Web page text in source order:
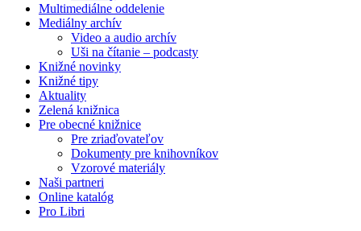
Multimediálne oddelenie
Mediálny archív
Video a audio archív
Uši na čítanie – podcasty
Knižné novinky
Knižné tipy
Aktuality
Zelená knižnica
Pre obecné knižnice
Pre zriaďovateľov
Dokumenty pre knihovníkov
Vzorové materiály
Naši partneri
Online katalóg
Pro Libri